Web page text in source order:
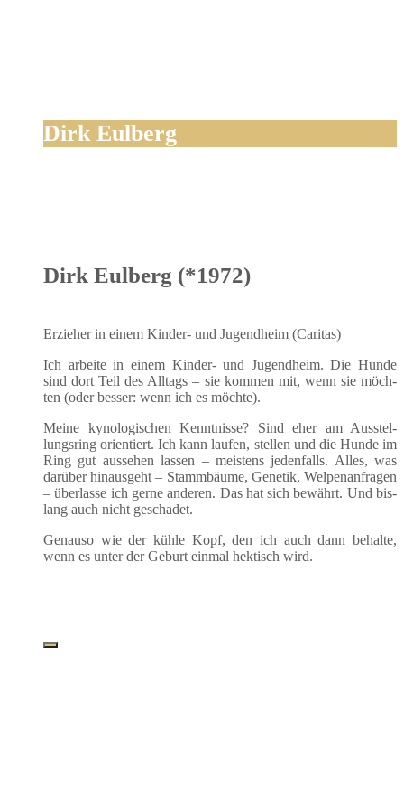
Dirk Eulberg
Dirk Eulberg (*1972)
Erzie­her in einem Kin­der- und Jugend­heim (Cari­tas)
Ich arbei­te in einem Kin­der- und Jugend­heim. Die Hun­de
sind dort Teil des All­tags – sie kom­men mit, wenn sie möch­
ten (oder bes­ser: wenn ich es möchte).
Mei­ne kyno­lo­gi­schen Kennt­nis­se? Sind eher am Aus­stel­
lungs­ring ori­en­tiert. Ich kann lau­fen, stel­len und die Hun­de im
Ring gut aus­se­hen las­sen – meis­tens jeden­falls. Alles, was
dar­über hin­aus­geht – Stamm­bäu­me, Gene­tik, Wel­pen­an­fra­gen
– über­las­se ich ger­ne ande­ren. Das hat sich bewährt. Und bis­
lang auch nicht geschadet.
Genau­so wie der küh­le Kopf, den ich auch dann behal­te,
wenn es unter der Geburt ein­mal hek­tisch wird.